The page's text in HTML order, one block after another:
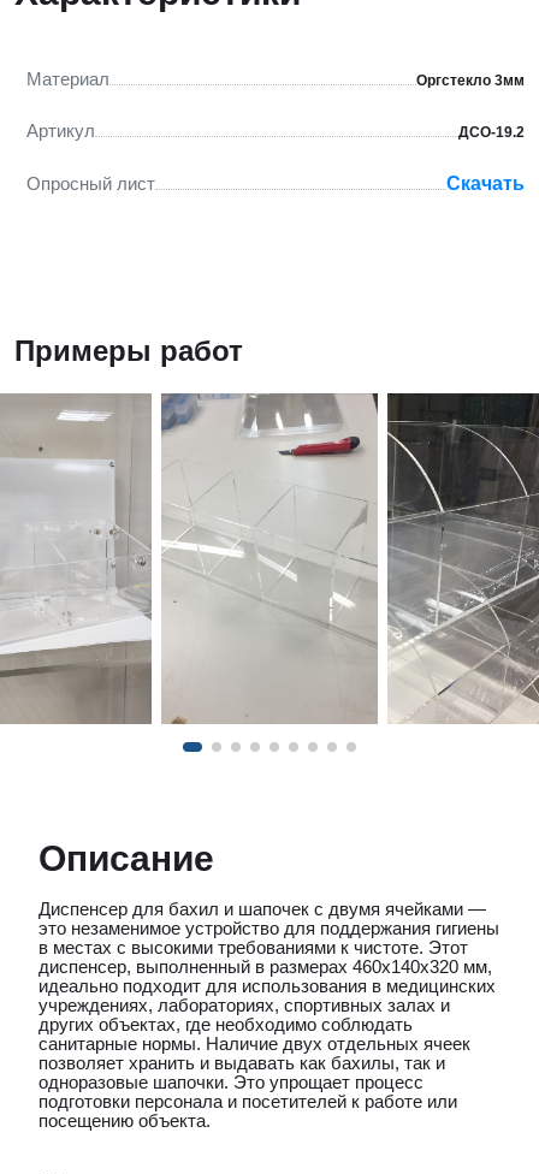
Материал Оргстекло 3мм
Артикул ДСО-19.2
Опросный лист Скачать
Примеры работ
Описание
Диспенсер для бахил и шапочек с двумя ячейками —
это незаменимое устройство для поддержания гигиены
в местах с высокими требованиями к чистоте. Этот
диспенсер, выполненный в размерах 460х140х320 мм,
идеально подходит для использования в медицинских
учреждениях, лабораториях, спортивных залах и
других объектах, где необходимо соблюдать
санитарные нормы. Наличие двух отдельных ячеек
позволяет хранить и выдавать как бахилы, так и
одноразовые шапочки. Это упрощает процесс
подготовки персонала и посетителей к работе или
посещению объекта.